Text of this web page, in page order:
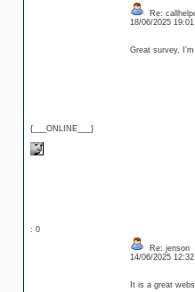
{___ONLINE___}
Re:
18/06/2025
Great survey,
: 0
Re: jenson
14/06/2025
It is a great